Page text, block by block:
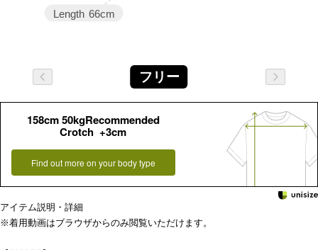
Length 66cm
フリー
158cm 50kgRecommended
Crotch +3cm
Find out more on your body type
アイテム説明・詳細
※着用動画はブラウザからのみ閲覧いただけます。